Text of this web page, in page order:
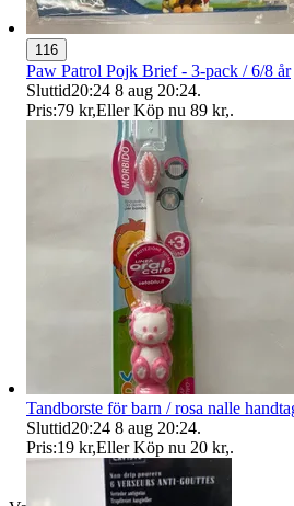
116
Paw Patrol Pojk Brief - 3-pack / 6/8 år
Sluttid20:24 8 aug 20:24.
Pris:79 kr,Eller Köp nu 89 kr,.
Tandborste för barn / rosa nalle
Sluttid20:24 8 aug 20:24.
Pris:19 kr,Eller Köp nu 20 kr,.